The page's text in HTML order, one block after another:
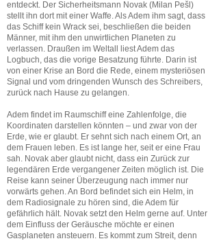
entdeckt. Der Sicherheitsmann Novak (Milan Pešl)
stellt ihn dort mit einer Waffe. Als Adem ihm sagt, dass
das Schiff kein Wrack sei, beschließen die beiden
Männer, mit ihm den unwirtlichen Planeten zu
verlassen. Draußen im Weltall liest Adem das
Logbuch, das die vorige Besatzung führte. Darin ist
von einer Krise an Bord die Rede, einem mysteriösen
Signal und vom dringenden Wunsch des Schreibers,
zurück nach Hause zu gelangen.
Adem findet im Raumschiff eine Zahlenfolge, die
Koordinaten darstellen könnten – und zwar von der
Erde, wie er glaubt. Er sehnt sich nach einem Ort, an
dem Frauen leben. Es ist lange her, seit er eine Frau
sah. Novak aber glaubt nicht, dass ein Zurück zur
legendären Erde vergangener Zeiten möglich ist. Die
Reise kann seiner Überzeugung nach immer nur
vorwärts gehen. An Bord befindet sich ein Helm, in
dem Radiosignale zu hören sind, die Adem für
gefährlich hält. Novak setzt den Helm gerne auf. Unter
dem Einfluss der Geräusche möchte er einen
Gasplaneten ansteuern. Es kommt zum Streit, denn